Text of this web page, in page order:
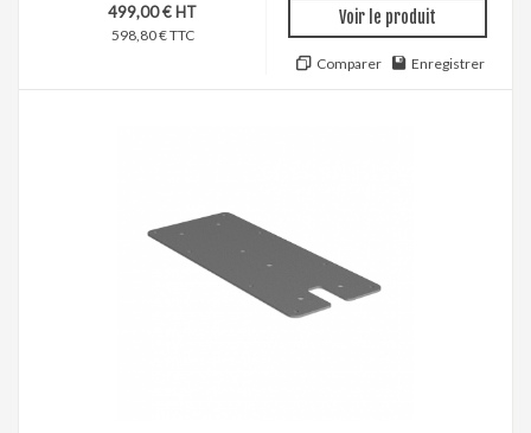
499,00 € HT
598,80 € TTC
Voir le produit
Comparer Enregistrer